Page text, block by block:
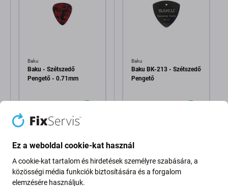
Baku
Baku - Szétszedő
Pengető - 0.71mm
RAKTÁRON 6 db
Baku
Baku BK-213 - Szétszedő
Pengető
Ez a weboldal cookie-kat használ
A cookie-kat tartalom és hirdetések személyre szabására, a
közösségi média funkciók biztosítására és a forgalom
elemzésére használjuk.